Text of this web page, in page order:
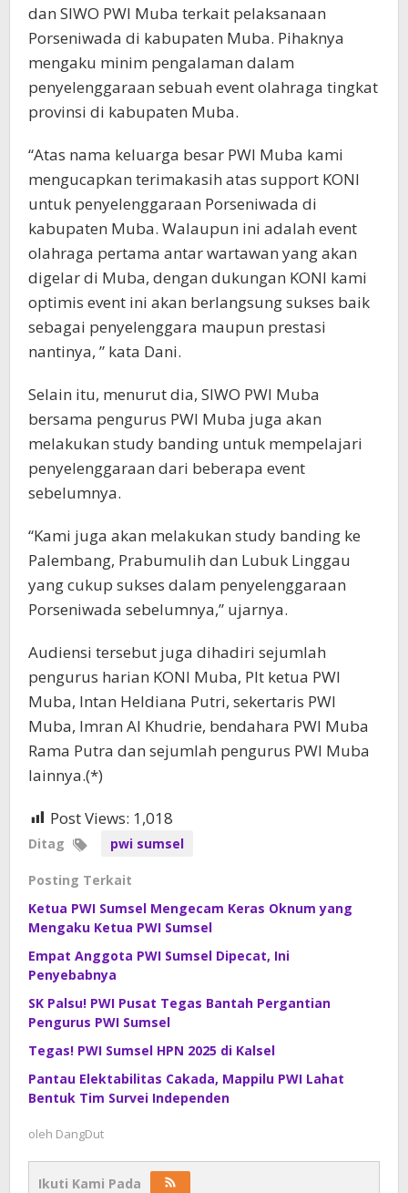
dan SIWO PWI Muba terkait pelaksanaan
Porseniwada di kabupaten Muba. Pihaknya
mengaku minim pengalaman dalam
penyelenggaraan sebuah event olahraga tingkat
provinsi di kabupaten Muba.
“Atas nama keluarga besar PWI Muba kami
mengucapkan terimakasih atas support KONI
untuk penyelenggaraan Porseniwada di
kabupaten Muba. Walaupun ini adalah event
olahraga pertama antar wartawan yang akan
digelar di Muba, dengan dukungan KONI kami
optimis event ini akan berlangsung sukses baik
sebagai penyelenggara maupun prestasi
nantinya, ” kata Dani.
Selain itu, menurut dia, SIWO PWI Muba
bersama pengurus PWI Muba juga akan
melakukan study banding untuk mempelajari
penyelenggaraan dari beberapa event
sebelumnya.
“Kami juga akan melakukan study banding ke
Palembang, Prabumulih dan Lubuk Linggau
yang cukup sukses dalam penyelenggaraan
Porseniwada sebelumnya,” ujarnya.
Audiensi tersebut juga dihadiri sejumlah
pengurus harian KONI Muba, Plt ketua PWI
Muba, Intan Heldiana Putri, sekertaris PWI
Muba, Imran Al Khudrie, bendahara PWI Muba
Rama Putra dan sejumlah pengurus PWI Muba
lainnya.(*)
Post Views: 1,018
Ditag pwi sumsel
Posting Terkait
Ketua PWI Sumsel Mengecam Keras Oknum yang
Mengaku Ketua PWI Sumsel
Empat Anggota PWI Sumsel Dipecat, Ini
Penyebabnya
SK Palsu! PWI Pusat Tegas Bantah Pergantian
Pengurus PWI Sumsel
Tegas! PWI Sumsel HPN 2025 di Kalsel
Pantau Elektabilitas Cakada, Mappilu PWI Lahat
Bentuk Tim Survei Independen
oleh DangDut
Ikuti Kami Pada